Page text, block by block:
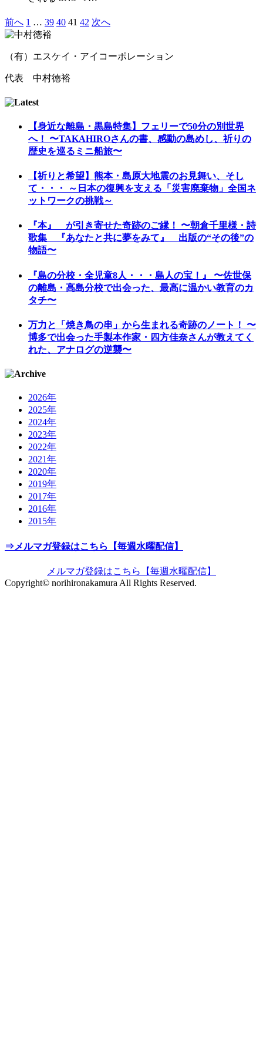
前へ 1 … 39 40 41 42 次へ
（有）エスケイ・アイコーポレーション
代表 中村徳裕
【身近な離島・黒島特集】フェリーで50分の別世界
へ！ 〜TAKAHIROさんの書、感動の島めし、祈りの
歴史を巡るミニ船旅〜
【祈りと希望】熊本・島原大地震のお見舞い、そし
て・・・ ～日本の復興を支える「災害廃棄物」全国ネ
ットワークの挑戦～
『本』 が引き寄せた奇跡のご縁！ 〜朝倉千里様・詩
歌集 『あなたと共に夢をみて』 出版の“その後”の
物語〜
『島の分校・全児童8人・・・島人の宝！』 〜佐世保
の離島・高島分校で出会った、最高に温かい教育のカ
タチ〜
万力と「焼き鳥の串」から生まれる奇跡のノート！ 〜
博多で出会った手製本作家・四方佳奈さんが教えてく
れた、アナログの逆襲〜
2026年
2025年
2024年
2023年
2022年
2021年
2020年
2019年
2017年
2016年
2015年
⇒メルマガ登録はこちら 【毎週水曜配信】
メルマガ登録はこちら 【毎週水曜配信】
Copyright© norihironakamura All Rights Reserved.